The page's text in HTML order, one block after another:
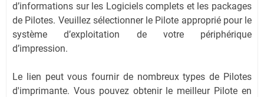
d’informations sur les Logiciels complets et les packages
de Pilotes. Veuillez sélectionner le Pilote approprié pour le
système d’exploitation de votre périphérique
d’impression.
Le lien peut vous fournir de nombreux types de Pilotes
d'imprimante. Vous pouvez obtenir le meilleur Pilote en